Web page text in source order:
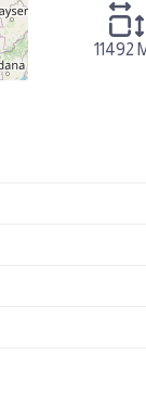
11492